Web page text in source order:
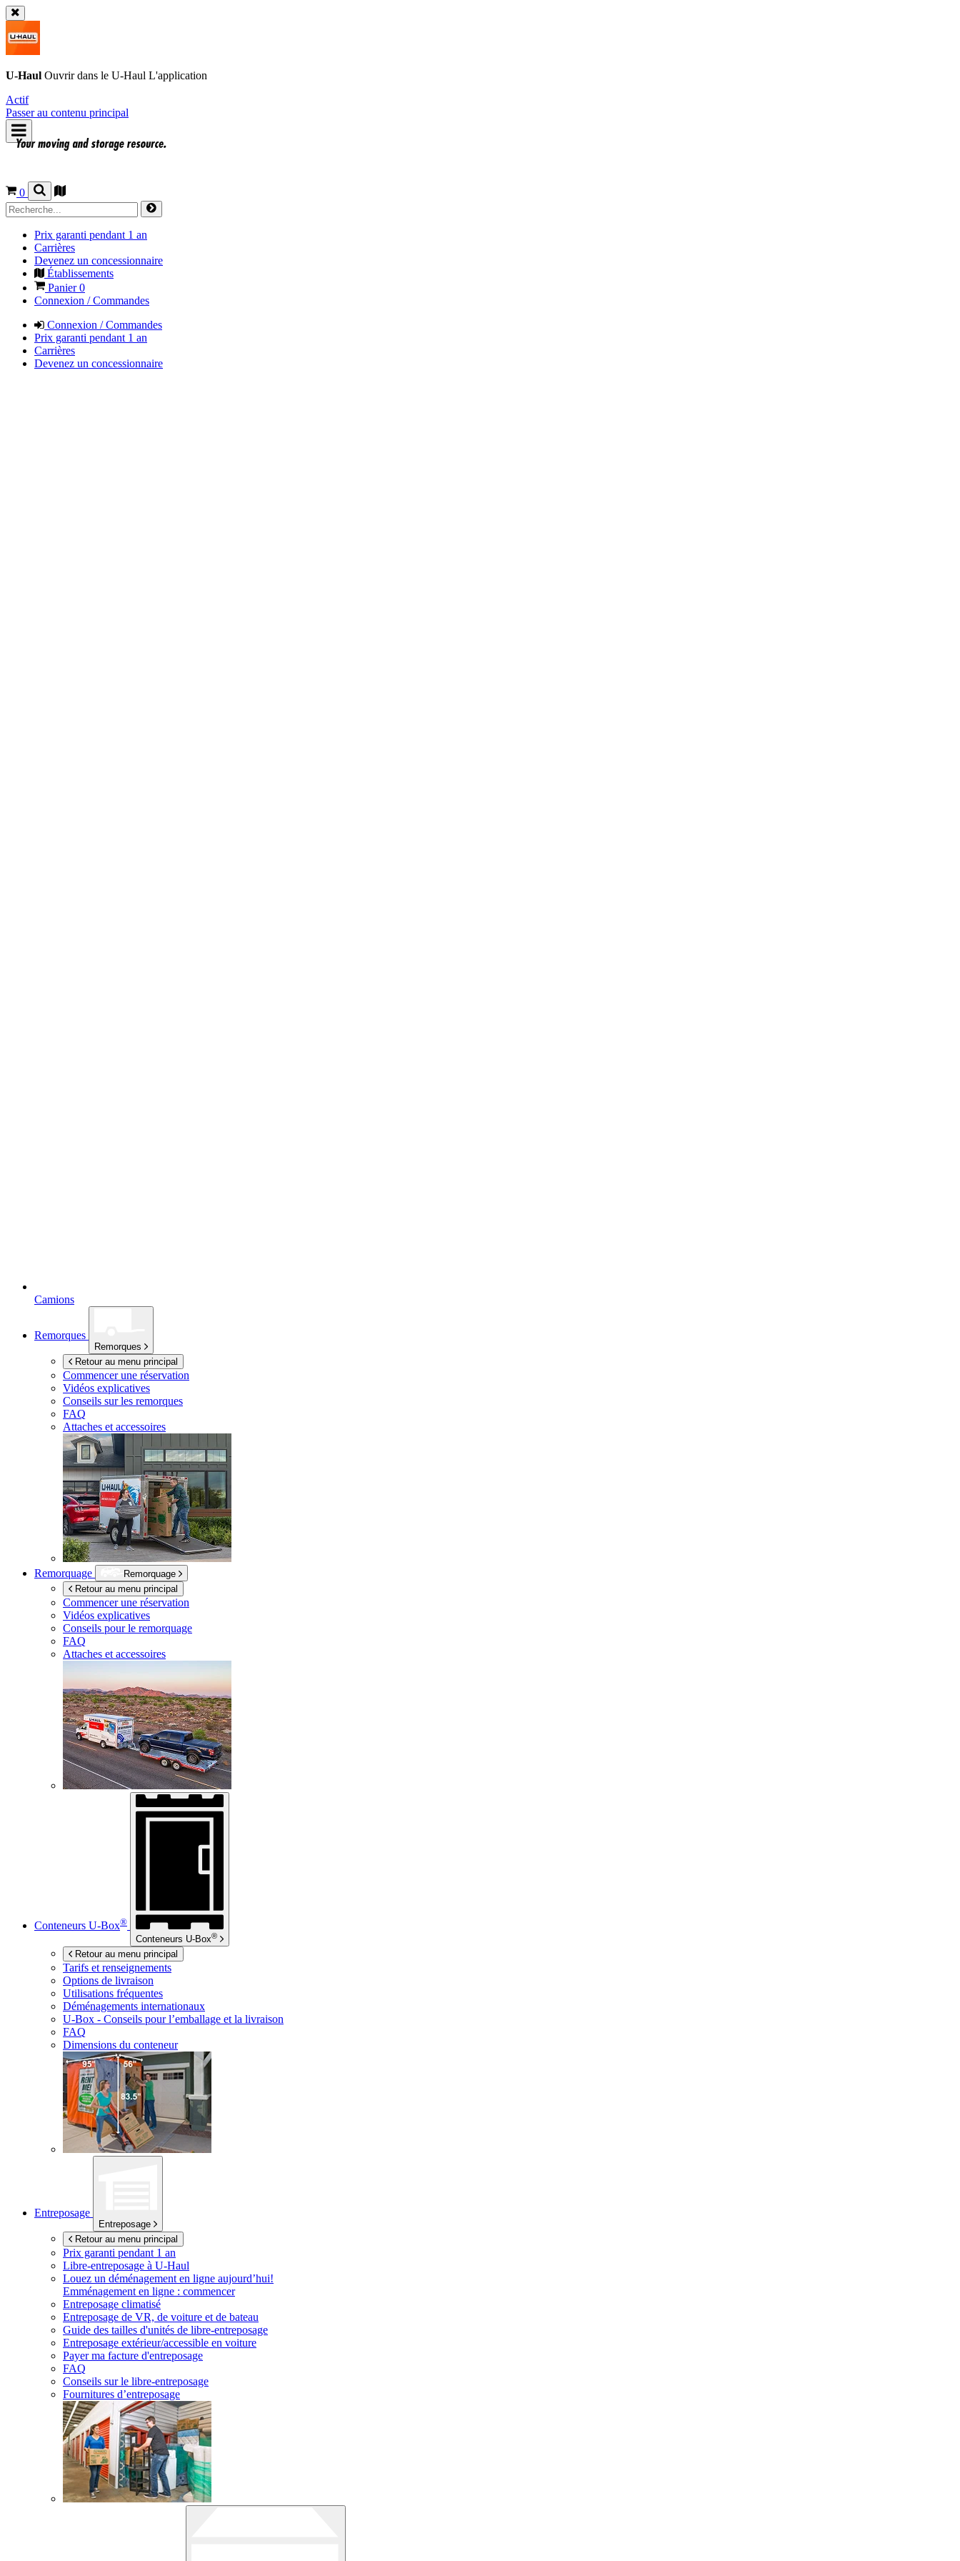
U-Haul Ouvrir dans le U-Haul L'application
Actif
Passer au contenu principal
0
Prix garanti pendant 1 an
Carrières
Devenez un concessionnaire
Établissements
Panier0
Connexion / Commandes
Connexion / Commandes
Prix garanti pendant 1 an
Carrières
Devenez un concessionnaire
Camions
Remorques
Remorques
Retour au menu principal
Commencer une réservation
Vidéos explicatives
Conseils sur les remorques
FAQ
Attaches et accessoires
Remorquage
Remorquage
Retour au menu principal
Commencer une réservation
Vidéos explicatives
Conseils pour le remorquage
FAQ
Attaches et accessoires
Conteneurs U-Box®
Conteneurs U-Box®
Retour au menu principal
Tarifs et renseignements
Options de livraison
Utilisations fréquentes
Déménagements internationaux
U-Box - Conseils pour l’emballage et la livraison
FAQ
Dimensions du conteneur
Entreposage
Entreposage
Retour au menu principal
Prix garanti pendant 1 an
Libre-entreposage à U-Haul
Louez un déménagement en ligne aujourd’hui!
Emménagement en ligne : commencer
Entreposage climatisé
Entreposage de VR, de voiture et de bateau
Guide des tailles d'unités de libre-entreposage
Entreposage extérieur/accessible en voiture
Payer ma facture d'entreposage
FAQ
Conseils sur le libre-entreposage
Fournitures d’entreposage